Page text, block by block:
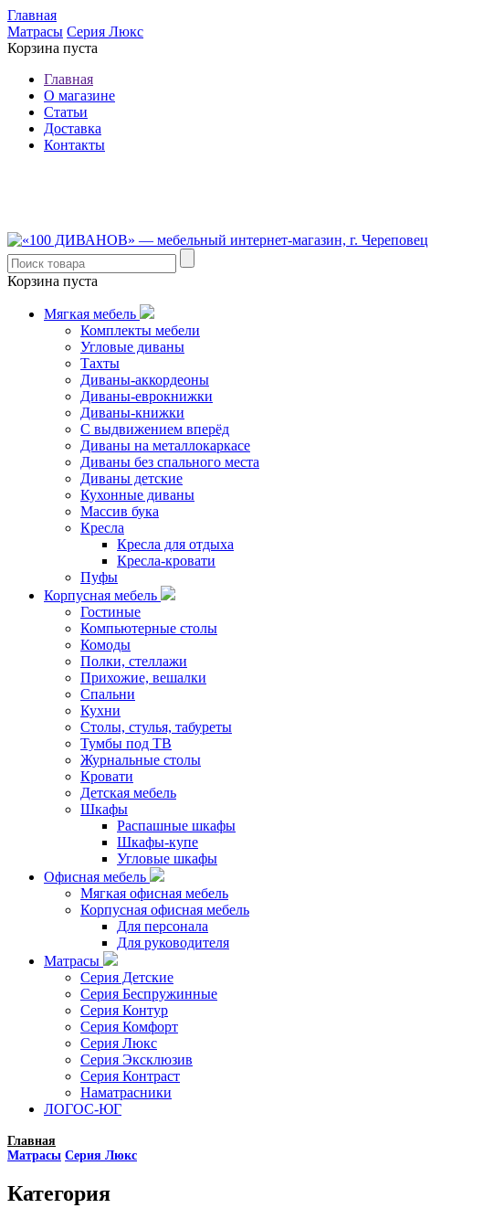
Главная
Матрасы Серия Люкс
Корзина пуста
Главная
О магазине
Статьи
Доставка
Контакты
Корзина пуста
Мягкая мебель
Комплекты мебели
Угловые диваны
Тахты
Диваны-аккордеоны
Диваны-еврокнижки
Диваны-книжки
С выдвижением вперёд
Диваны на металлокаркасе
Диваны без спального места
Диваны детские
Кухонные диваны
Массив бука
Кресла
Кресла для отдыха
Кресла-кровати
Пуфы
Корпусная мебель
Гостиные
Компьютерные столы
Комоды
Полки, стеллажи
Прихожие, вешалки
Спальни
Кухни
Столы, стулья, табуреты
Тумбы под ТВ
Журнальные столы
Кровати
Детская мебель
Шкафы
Распашные шкафы
Шкафы-купе
Угловые шкафы
Офисная мебель
Мягкая офисная мебель
Корпусная офисная мебель
Для персонала
Для руководителя
Матрасы
Серия Детские
Серия Беспружинные
Серия Контур
Серия Комфорт
Серия Люкс
Серия Эксклюзив
Серия Контраст
Наматрасники
ЛОГОС-ЮГ
Главная
Матрасы Серия Люкс
Категория